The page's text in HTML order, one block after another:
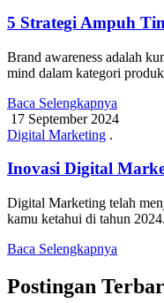
5 Strategi Ampuh
Brand awareness adalah
mind dalam kategori
Baca Selengkapnya
17 September 2024
Digital Marketing .
Inovasi Digital
Digital Marketing telah
kamu ketahui di tahun 2024.
Baca Selengkapnya
Postingan